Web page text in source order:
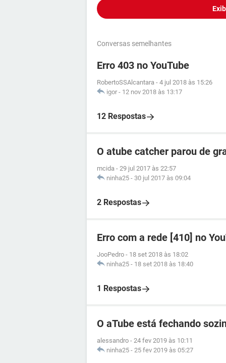
Conversas semelhantes
Erro 403 no YouTube
RobertoSSAlcantara - 4 jul 2018 às 15:26
igor - 12 nov 2018 às 13:17
12 Respostas
O atube catcher parou de
mcida - 29 jul 2017 às 22:57
ninha25 - 30 jul 2017 às 09:04
2 Respostas
Erro com a rede [410] no
JooPedro - 18 set 2018 às 18:02
ninha25 - 18 set 2018 às 18:40
1 Respostas
O aTube está fechando
alessandro - 24 fev 2019 às 10:11
ninha25 - 25 fev 2019 às 05:27